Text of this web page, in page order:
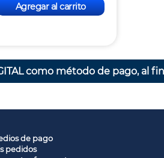
Agregar al carrito
como método de pago, al
de pago
pedidos